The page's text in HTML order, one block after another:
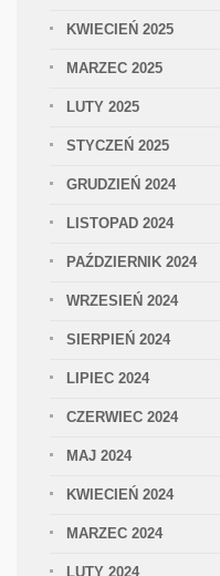
KWIECIEŃ 2025
MARZEC 2025
LUTY 2025
STYCZEŃ 2025
GRUDZIEŃ 2024
LISTOPAD 2024
PAŹDZIERNIK 2024
WRZESIEŃ 2024
SIERPIEŃ 2024
LIPIEC 2024
CZERWIEC 2024
MAJ 2024
KWIECIEŃ 2024
MARZEC 2024
LUTY 2024